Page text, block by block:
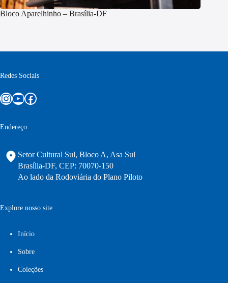
Bloco Aparelhinho – Brasília-DF
Redes Sociais
Instagram
Youtube
Facebook
Endereço
Setor Cultural Sul, Bloco A, Asa Sul
Brasília-DF, CEP: 70070-150
Ao lado da Rodoviária do Plano Piloto
Explore nosso site
Início
Sobre
Coleções